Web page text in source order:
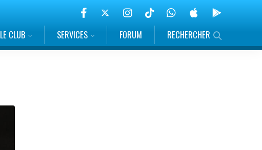
LE CLUB SERVICES FORUM RECHERCHER